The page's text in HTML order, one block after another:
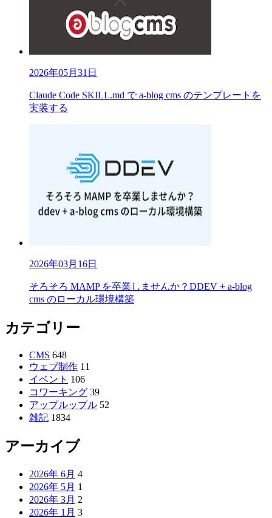
2026年05月31日
Claude Code SKILL.md で a-blog cms のテンプレートを
実装する
2026年03月16日
そろそろ MAMP を卒業しませんか？DDEV + a-blog
cms のローカル環境構築
カテゴリー
CMS 648
ウェブ制作 11
イベント 106
コワーキング 39
アップルップル 52
雑記 1834
アーカイブ
2026年 6月 4
2026年 5月 1
2026年 3月 2
2026年 1月 3